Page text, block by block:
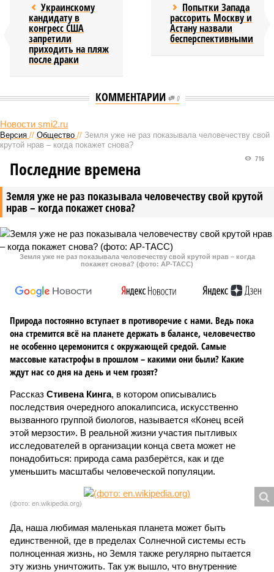
Украинскому
кандидату в
конгресс США
запретили
приходить на пляж
после драки
Попытки Запада
рассорить Москву и
Астану назвали
бесперспективными
КОММЕНТАРИИ 0
Новости smi2.ru
Версия // Общество // Земля уже не раз показывала человечеству свой
крутой нрав – когда покажет снова?
Земля уже не раз показывала человечеству свой крутой
нрав – когда покажет снова?
716
Последние времена
Земля уже не раз показывала человечеству свой крутой нрав – когда
покажет снова? (фото: АР-ТАСС)
Природа постоянно вступает в противоречие с нами. Ведь пока
она стремится всё на планете держать в балансе, человечество
не особенно церемонится с окружающей средой. Самые
массовые катастрофы в прошлом – какими они были? Какие
ждут нас со дня на день и чем грозят?
Рассказ Стивена Кинга, в котором описывались
последствия очередного апокалипсиса, искусственно
вызванного группой биологов, называется «Конец всей
этой мерзости». В реальной жизни участия пытливых
исследователей в организации конца света может не
понадобиться: природа сама разберётся, как и где
уменьшить масштабы человеческой популяции.
(фото: en.wikipedia.org)
Да, наша любимая маленькая планета может быть
единственной, где в пределах Солнечной системы есть
полноценная жизнь, но Земля также регулярно пытается
эту жизнь уничтожить. Так уж вышло, что внутренние